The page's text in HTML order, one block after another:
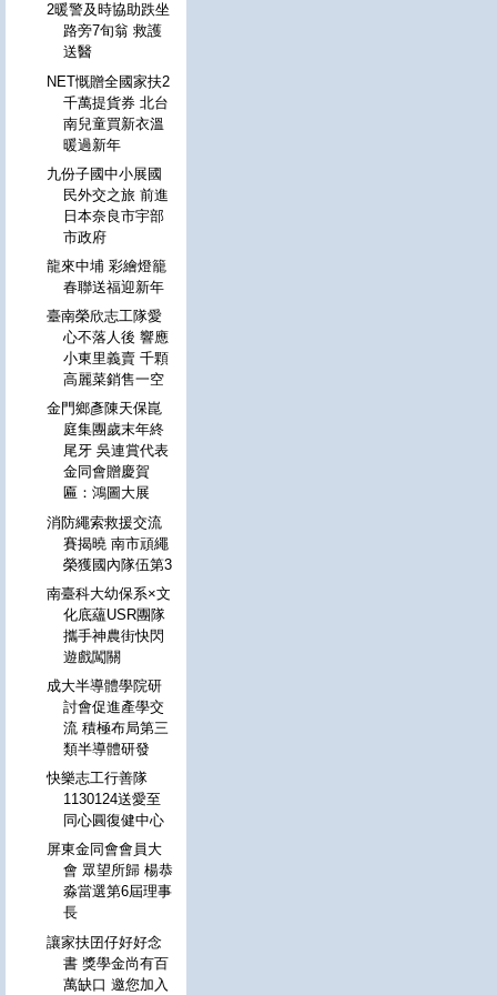
2暖警及時協助跌坐
路旁7旬翁 救護
送醫
NET慨贈全國家扶2
千萬提貨券 北台
南兒童買新衣溫
暖過新年
九份子國中小展國
民外交之旅 前進
日本奈良市宇部
市政府
龍來中埔 彩繪燈籠
春聯送福迎新年
臺南榮欣志工隊愛
心不落人後 響應
小東里義賣 千顆
高麗菜銷售一空
金門鄉彥陳天保崑
庭集團歲末年終
尾牙 吳連賞代表
金同會贈慶賀
匾：鴻圖大展
消防繩索救援交流
賽揭曉 南市頑繩
榮獲國內隊伍第3
南臺科大幼保系×文
化底蘊USR團隊
攜手神農街快閃
遊戲闖關
成大半導體學院研
討會促進產學交
流 積極布局第三
類半導體研發
快樂志工行善隊
1130124送愛至
同心圓復健中心
屏東金同會會員大
會 眾望所歸 楊恭
淼當選第6屆理事
長
讓家扶囝仔好好念
書 獎學金尚有百
萬缺口 邀您加入